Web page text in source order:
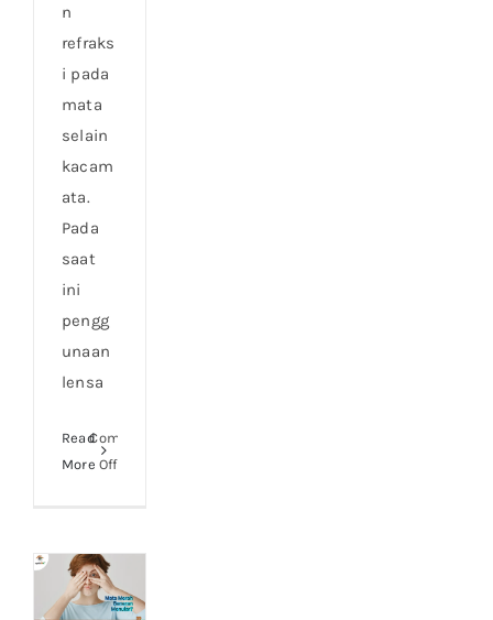
n
refraks
i pada
mata
selain
kacam
ata.
Pada
saat
ini
pengg
unaan
lensa
Read
More
Comments
Offon
Saat